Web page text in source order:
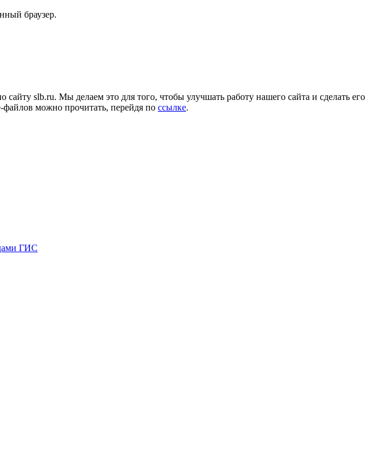
браузер.
slb.ru. Мы делаем это для того, чтобы улучшать работу нашего сайта и сделать его
можно прочитать, перейдя по ссылке.
ГИС